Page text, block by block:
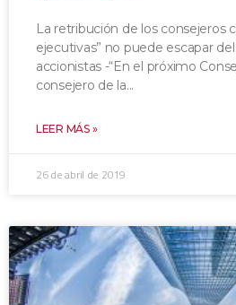
La retribución de los consejeros
ejecutivas” no puede escapar
accionistas -“En el próximo
consejero de la
LEER MÁS »
26 de abril de 2019